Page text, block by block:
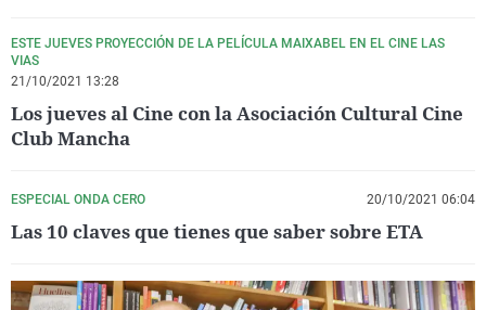
ESTE JUEVES PROYECCIÓN DE LA PELÍCULA MAIXABEL EN EL CINE LAS
VIAS
21/10/2021 13:28
Los jueves al Cine con la Asociación Cultural Cine
Club Mancha
ESPECIAL ONDA CERO 20/10/2021 06:04
Las 10 claves que tienes que saber sobre ETA